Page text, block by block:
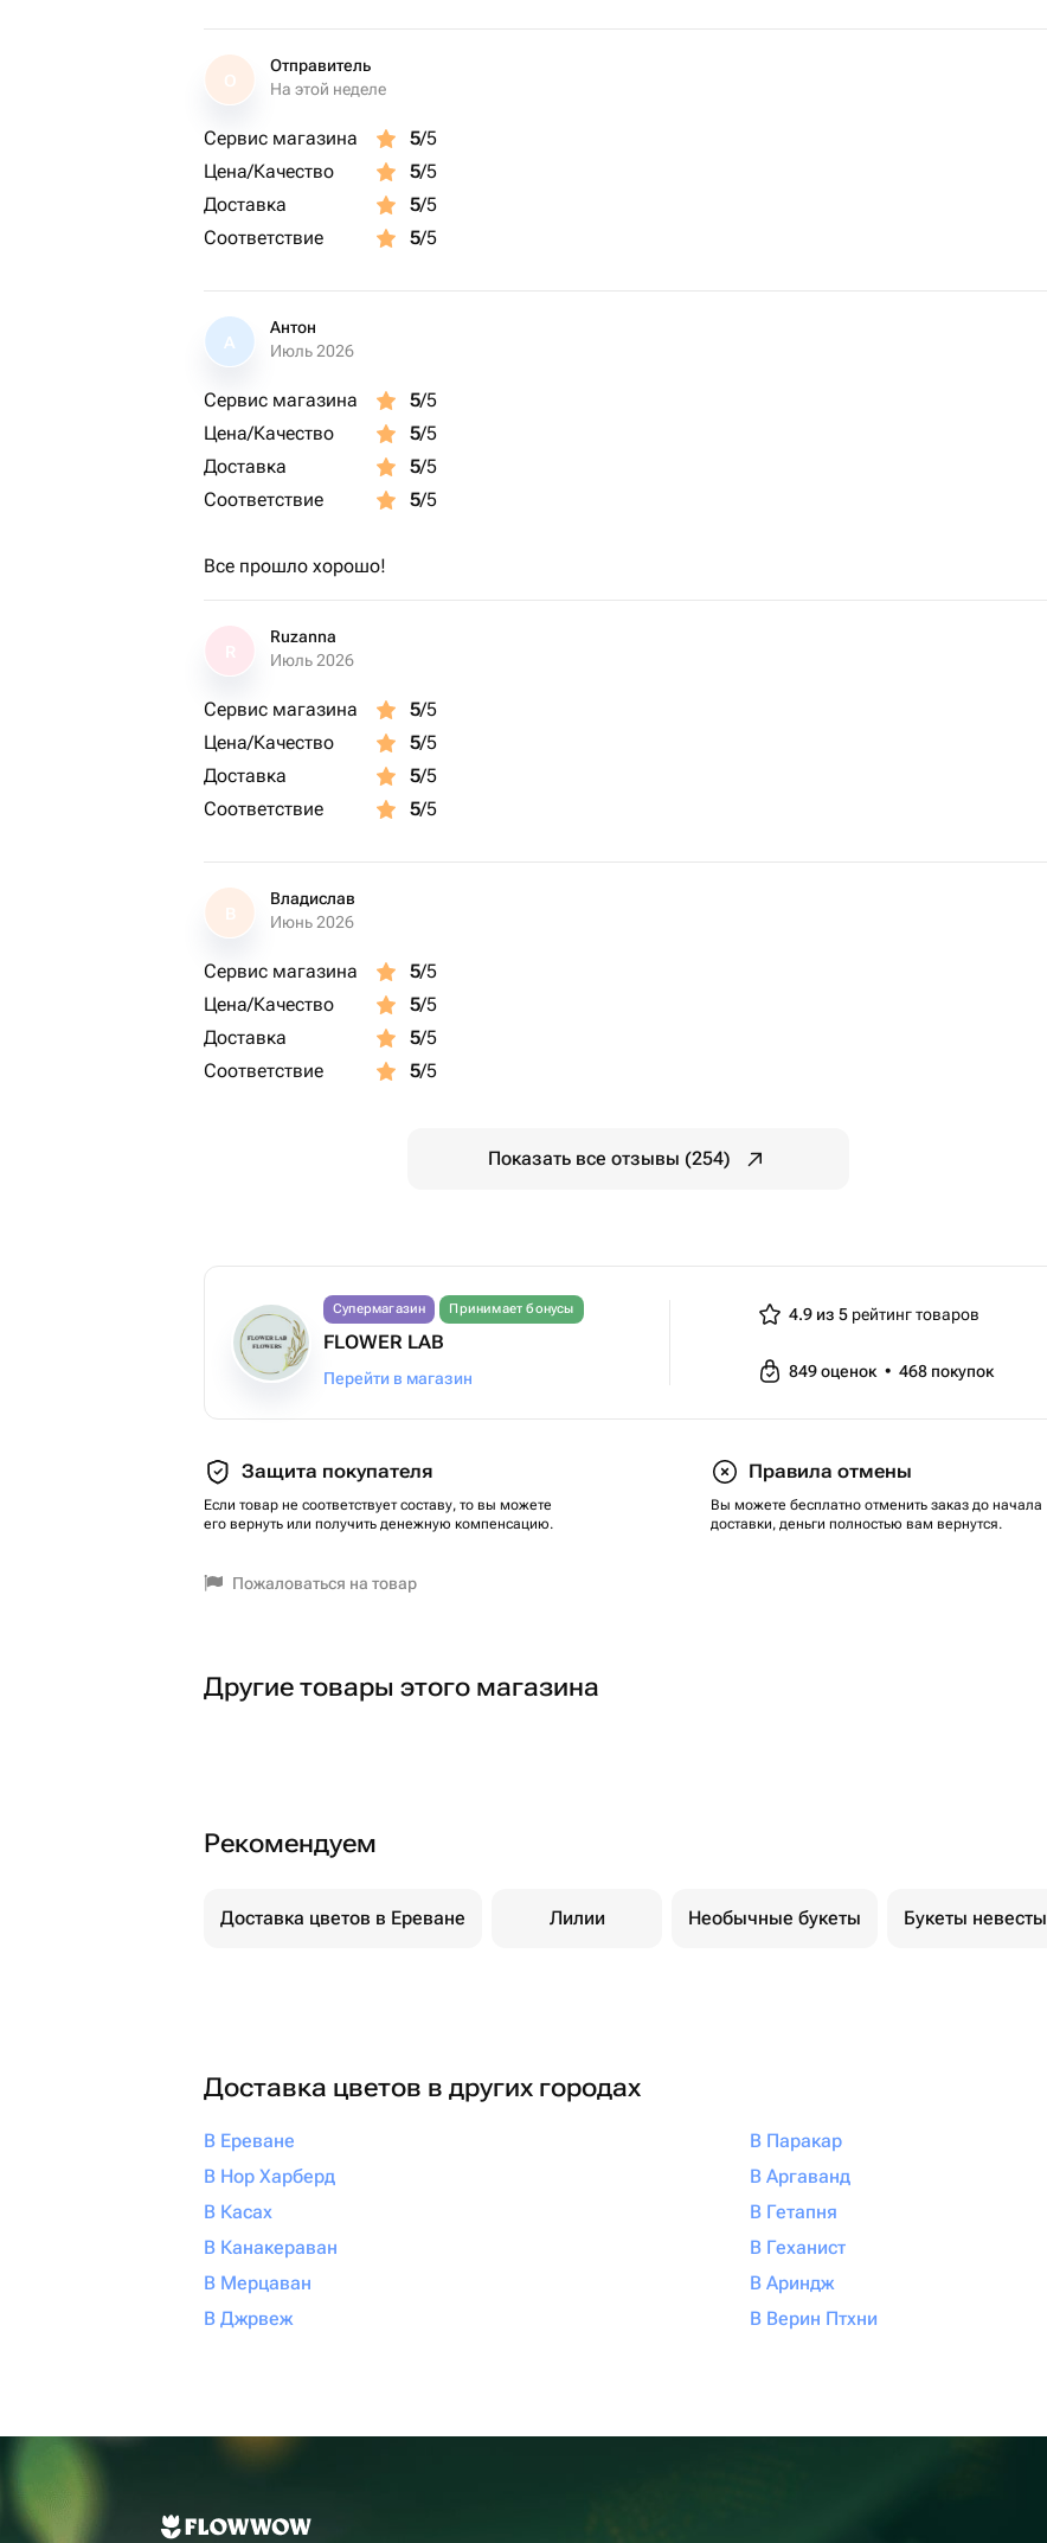
О
Отправитель
На этой неделе
Сервис магазина 5/5
Цена/Качество
5/5
Доставка
5/5
Соответствие
5/5
А
Антон
Июль 2026
Сервис магазина 5/5
Цена/Качество
5/5
Доставка
5/5
Соответствие
5/5
Все прошло хорошо!
Ruzanna
Июль 2026
Сервис магазина 5/5
Цена/Качество
5/5
Доставка
5/5
Соответствие
5/5
В
Владислав
Июнь 2026
Сервис магазина 5/5
Цена/Качество
5/5
Доставка
5/5
Соответствие
5/5
Показать все отзывы (254)
Супермагазин Принимает бонусы
FLOWER LAB
Перейти в магазин
4.9 из 5рейтинг товаров
849оценок • 468 покупок
Защита покупателя
Если товар не соответствует составу, то вы можете
его вернуть или получить денежную компенсацию.
Правила отмены
Вы можете бесплатно отменить заказ до начала
доставки, деньги полностью вам вернутся.
Пожаловаться на товар
Другие товары этого магазина
Рекомендуем
Доставка цветов в Ереване Лилии Необычные букеты Букеты невесты
Доставка цветов в других городах
В Ереване
В Нор Харберд
В Касах
В Канакераван
В Мерцаван
В Джрвеж
В Паракар
В Аргаванд
В Гетапня
В Геханист
В Ариндж
В Верин Птхни